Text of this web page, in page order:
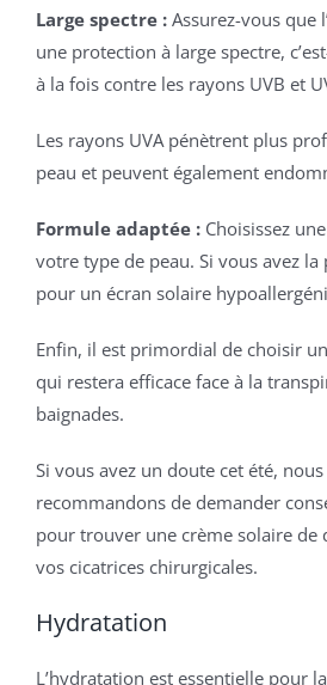
Large spectre : Assurez-vous que
une protection à large spectre,
à la fois contre les rayons UVB et
Les rayons UVA pénètrent plus
peau et peuvent également
Formule adaptée : Choisissez
votre type de peau. Si vous avez la
pour un écran solaire
Enfin, il est primordial de choisir
qui restera efficace face à la
baignades.
Si vous avez un doute cet été,
recommandons de demander
pour trouver une crème solaire
vos cicatrices chirurgicales.
Hydratation
L’hydratation est essentielle pour